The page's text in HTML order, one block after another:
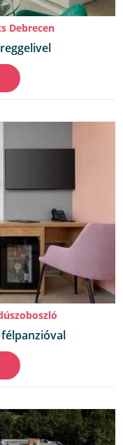
Debrecen
reggelivel
félpanzióval